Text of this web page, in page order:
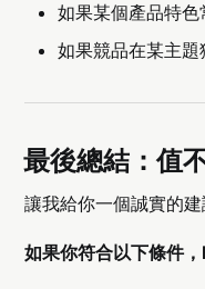
如果某個產品特
如果競品在某主
最後總結：值
讓我給你一個誠實的建
如果你符合以下條件